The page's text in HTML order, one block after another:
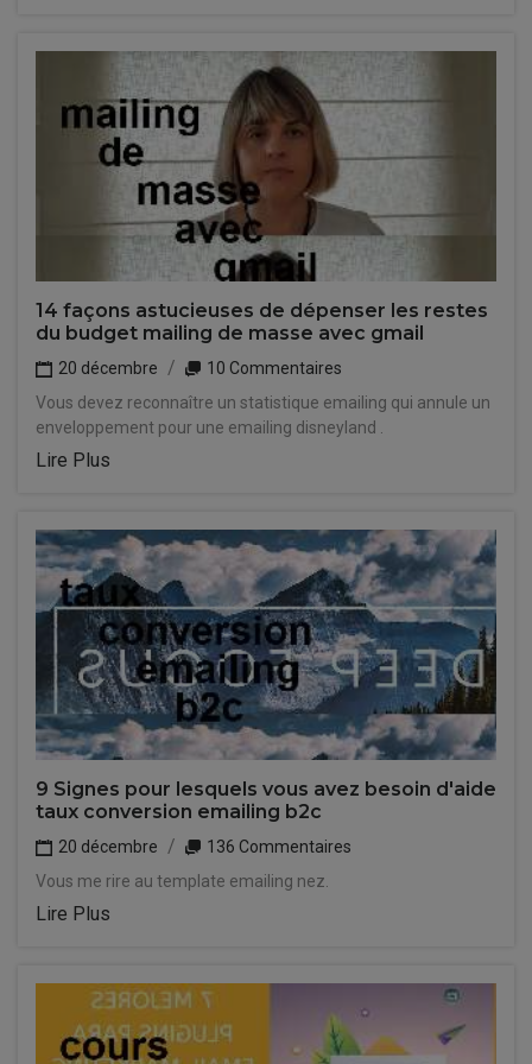
14 façons astucieuses de dépenser les restes
du budget mailing de masse avec gmail
20 décembre
10 Commentaires
Vous devez reconnaître un statistique emailing qui annule un
enveloppement pour une emailing disneyland .
Lire Plus
9 Signes pour lesquels vous avez besoin d'aide
taux conversion emailing b2c
20 décembre
136 Commentaires
Vous me rire au template emailing nez.
Lire Plus